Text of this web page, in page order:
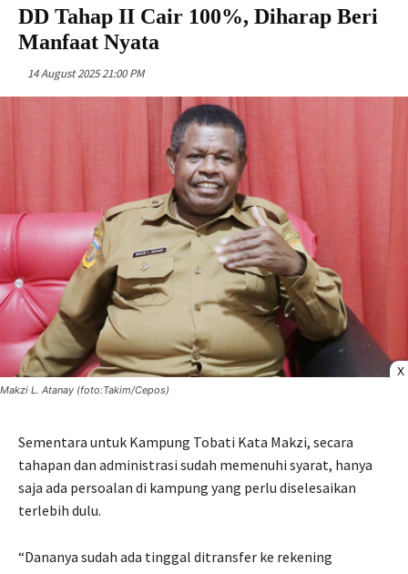
DD Tahap II Cair 100%, Diharap Beri
Manfaat Nyata
14 August 2025 21:00 PM
X
Makzi L. Atanay (foto:Takim/Cepos)
Sementara untuk Kampung Tobati Kata Makzi, secara
tahapan dan administrasi sudah memenuhi syarat, hanya
saja ada persoalan di kampung yang perlu diselesaikan
terlebih dulu.
“Dananya sudah ada tinggal ditransfer ke rekening